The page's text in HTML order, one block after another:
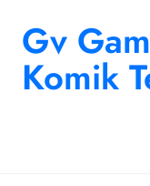
Gv
Komik